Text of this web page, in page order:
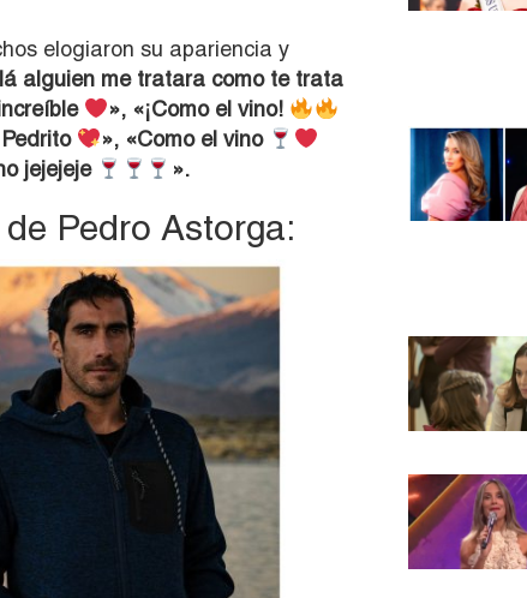
elogiaron su apariencia y
alguien me tratara como te trata
», «¡Como el vino!
», «Como el vino
jejejeje ».
Pedro Astorga: